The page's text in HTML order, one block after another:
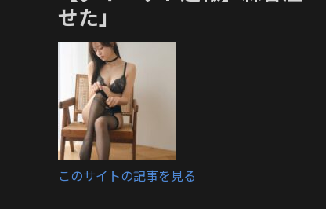
せた」
このサイトの記事を見る